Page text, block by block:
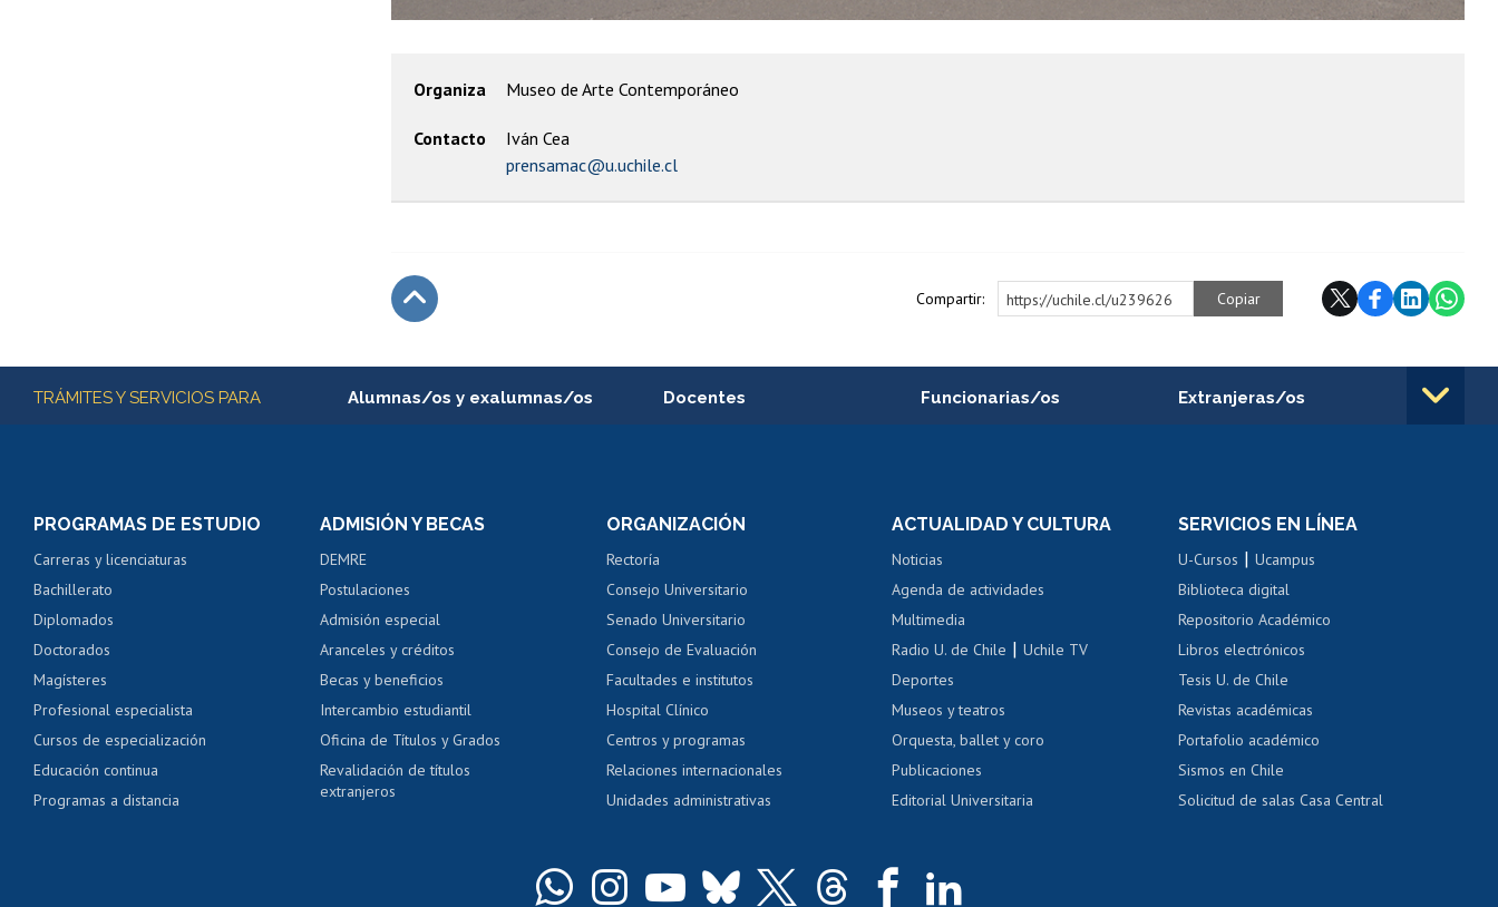
Organiza Museo de Arte Contemporáneo
Contacto
Iván Cea
prensamac@u.uchile.cl
Compartir: https://uchile.cl/u239626 Copiar
Más información
TRÁMITES Y SERVICIOS PARA Alumnas/os y exalumnas/os
Consulta y certificado de notas
Servicio médico y dental
Pago de arancel y crédito alumnos
Pago de arancel y crédito exalumnos
Certificado de títulos y grados
Docentes
Perfeccionamiento
Evaluación docente
Calificación académica
Postulación al AUCAI
Funcionarias/os
Portal de movilidad interna
Certificado de renta
Certificado de renta
Gestión de correo uchile
Extranjeras/os
Movilidad Estudiantil
Cursos de español
Acoso laboral, sexual y violencia
PROGRAMAS DE ESTUDIO
Carreras y licenciaturas
Bachillerato
Diplomados
Doctorados
Magísteres
Profesional especialista
Cursos de especialización
Educación continua
Programas a distancia
ADMISIÓN Y BECAS
DEMRE
Postulaciones
Admisión especial
Aranceles y créditos
Becas y beneficios
Intercambio estudiantil
Oficina de Títulos y Grados
Revalidación de títulos
extranjeros
ORGANIZACIÓN
Rectoría
Consejo Universitario
Senado Universitario
Consejo de Evaluación
Facultades e institutos
Hospital Clínico
Centros y programas
Relaciones internacionales
Unidades administrativas
ACTUALIDAD Y CULTURA
Noticias
Agenda de actividades
Multimedia
Radio U. de Chile |Uchile TV
Deportes
Museos y teatros
Orquesta, ballet y coro
Publicaciones
Editorial Universitaria
SERVICIOS EN LÍNEA
U-Cursos |Ucampus
Biblioteca digital
Repositorio Académico
Libros electrónicos
Tesis U. de Chile
Revistas académicas
Portafolio académico
Sismos en Chile
Solicitud de salas Casa Central